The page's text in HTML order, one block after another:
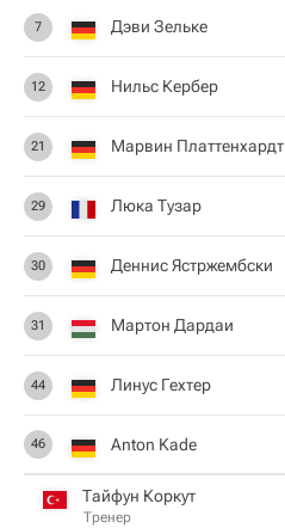
7 Дэви Зельке
12 Нильс Кербер
21 Марвин Платтенхардт
29 Люка Тузар
30 Деннис Ястржембски
31 Мартон Дардаи
44 Линус Гехтер
46 Anton Kade
Тайфун Коркут
Тренер